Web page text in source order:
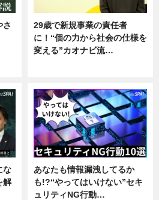
さ
29歳で新規事業の責任者
に！“個の力から社会の仕様を
変える”カオナビ流…
な
解
あなたも情報漏洩してるか
も!?“やってはいけない”セキ
ュリティNG行動…